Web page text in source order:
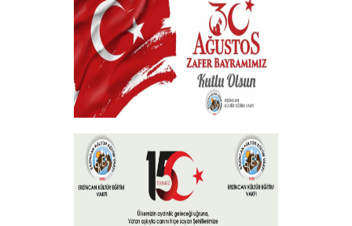
+
30 Ağustos Zafer Bayramı
+